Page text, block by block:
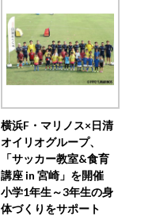
横浜F・マリノス×日清
オイリオグループ、
「サッカー教室&食育
講座 in 宮崎」を開催
小学1年生～3年生の身
体づくりをサポート